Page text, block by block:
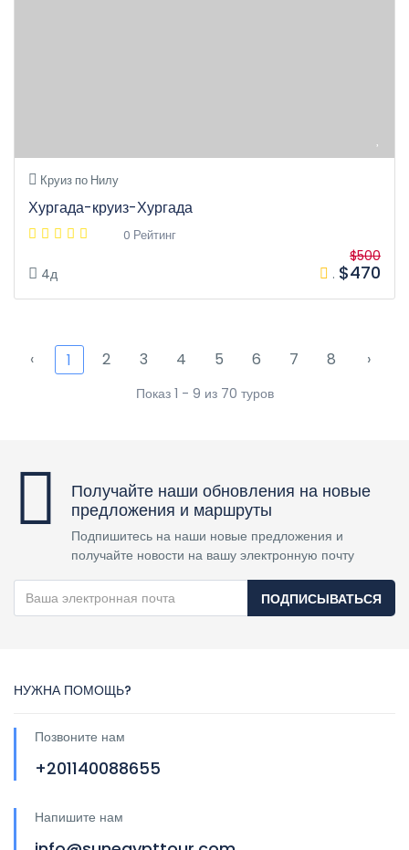
Круиз по Нилу
Хургада-круиз-Хургада
0 Рейтинг
4д .
$500
$470
‹ 1 2 3 4 5 6 7 8 ›
Показ 1 - 9 из 70 туров
Получайте наши обновления на новые
предложения и маршруты
Подпишитесь на наши новые предложения и
получайте новости на вашу электронную почту
ПОДПИСЫВАТЬСЯ
НУЖНА ПОМОЩЬ?
Позвоните нам
+201140088655
Напишите нам